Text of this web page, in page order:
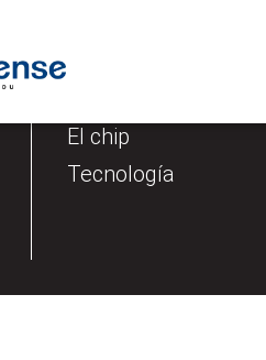
El chip
Tecnología